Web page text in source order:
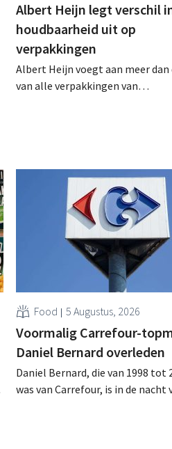
Albert Heijn legt verschil
houdbaarheid uit op
verpakkingen
Albert Heijn voegt aan meer
van alle verpakkingen van
maken. .
Food 5 Augustus, 2026
Voormalig Carrefour-
Daniel Bernard overleden
Daniel Bernard, die van 1998 tot
was van Carrefour, is in de nacht